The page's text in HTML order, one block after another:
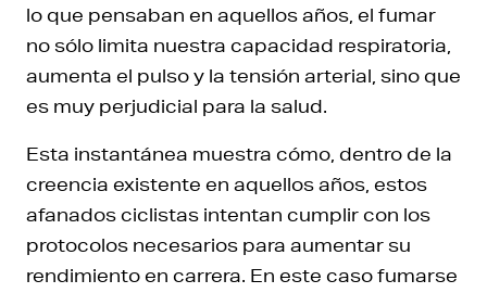
lo que pensaban en aquellos años, el fumar
no sólo limita nuestra capacidad respiratoria,
aumenta el pulso y la tensión arterial, sino que
es muy perjudicial para la salud.
Esta instantánea muestra cómo, dentro de la
creencia existente en aquellos años, estos
afanados ciclistas intentan cumplir con los
protocolos necesarios para aumentar su
rendimiento en carrera. En este caso fumarse